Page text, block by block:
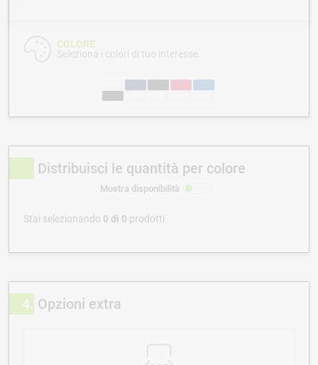
COLORE
Seleziona i colori di tuo interesse.
Distribuisci le quantità per colore
Mostra disponibilità
Stai selezionando 0 di 0 prodotti
4 Opzioni extra